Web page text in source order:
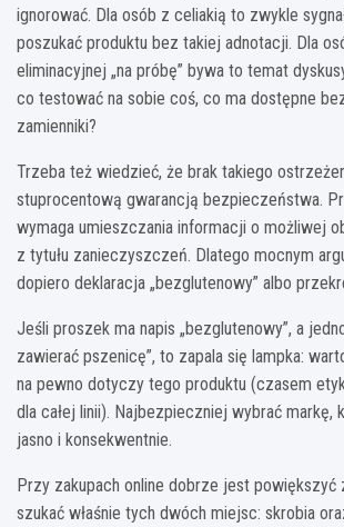
ignorować. Dla osób z celiakią to zwykle
poszukać produktu bez takiej adnotacji. Dla
eliminacyjnej „na próbę” bywa to temat
co testować na sobie coś, co ma dostępne
zamienniki?
Trzeba też wiedzieć, że brak takiego
stuprocentową gwarancją bezpieczeństwa.
wymaga umieszczania informacji o możliwej
z tytułu zanieczyszczeń. Dlatego mocnym
dopiero deklaracja „bezglutenowy” albo
Jeśli proszek ma napis „bezglutenowy”, a
zawierać pszenicę”, to zapala się lampka:
na pewno dotyczy tego produktu (czasem
dla całej linii). Najbezpieczniej wybrać markę,
jasno i konsekwentnie.
Przy zakupach online dobrze jest powiększyć
szukać właśnie tych dwóch miejsc: skrobia